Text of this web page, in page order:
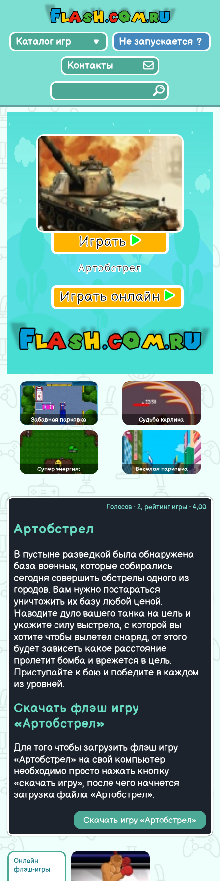
Каталог игр Не запускается
Контакты
Онлайн
флэш-игры
Играть
Артобстрел
Играть онлайн
Забавная парковка Судьба карлика
Супер энергия:
Апокалипсис
Веселая парковка
парковка
Давление
Заезд на
математическом танке
Mario vs Luigi 4 Война древних
Голосов - 2, рейтинг игры - 4,00
Артобстрел
В пустыне разведкой была обнаружена
база военных, которые собирались
сегодня совершить обстрелы одного из
городов. Вам нужно постараться
уничтожить их базу любой ценой.
Наводите дуло вашего танка на цель и
укажите силу выстрела, с которой вы
хотите чтобы вылетел снаряд, от этого
будет зависеть какое расстояние
пролетит бомба и врежется в цель.
Приступайте к бою и победите в каждом
из уровней.
Скачать флэш игру
«Артобстрел»
Для того чтобы загрузить флэш игру
«Артобстрел» на свой компьютер
необходимо просто нажать кнопку
«скачать игру», после чего начнется
загрузка файла «Артобстрел».
Скачать игру «Артобстрел»